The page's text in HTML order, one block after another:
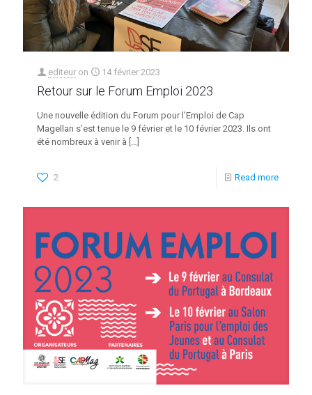
editeur on 14 février 2023
Retour sur le Forum Emploi 2023
Une nouvelle édition du Forum pour l’Emploi de Cap
Magellan s’est tenue le 9 février et le 10 février 2023. Ils ont
été nombreux à venir à […]
2 Read more